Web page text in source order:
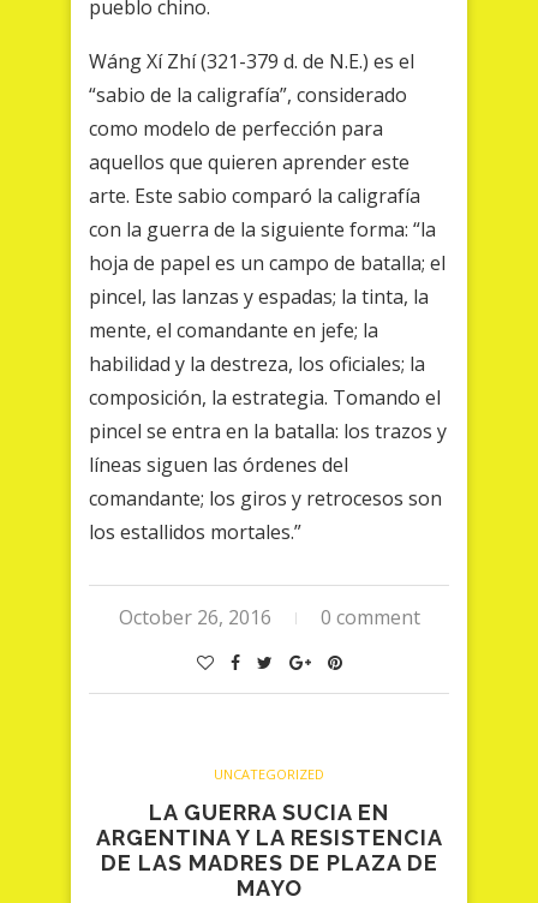
pueblo chino.
Wáng Xí Zhí (321-379 d. de N.E.) es el
“sabio de la caligrafía”, considerado
como modelo de perfección para
aquellos que quieren aprender este
arte. Este sabio comparó la caligrafía
con la guerra de la siguiente forma: “la
hoja de papel es un campo de batalla; el
pincel, las lanzas y espadas; la tinta, la
mente, el comandante en jefe; la
habilidad y la destreza, los oficiales; la
composición, la estrategia. Tomando el
pincel se entra en la batalla: los trazos y
líneas siguen las órdenes del
comandante; los giros y retrocesos son
los estallidos mortales.”
October 26, 2016 0 comment
UNCATEGORIZED
LA GUERRA SUCIA EN
ARGENTINA Y LA RESISTENCIA
DE LAS MADRES DE PLAZA DE
MAYO